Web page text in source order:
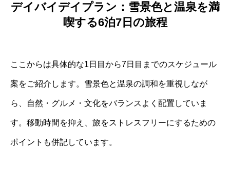
デイバイデイプラン：雪景色と温泉を満
喫する6泊7日の旅程
ここからは具体的な1日目から7日目までのスケジュール
案をご紹介します。雪景色と温泉の調和を重視しなが
ら、自然・グルメ・文化をバランスよく配置していま
す。移動時間を抑え、旅をストレスフリーにするための
ポイントも併記しています。